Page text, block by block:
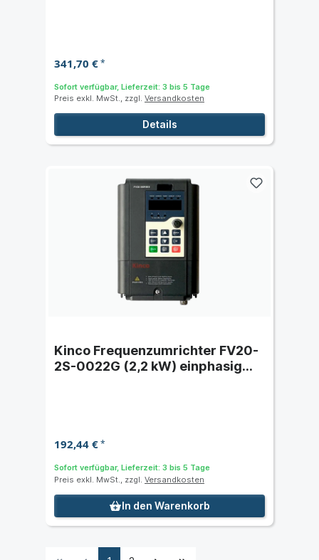
341,70 €*
Sofort verfügbar, Lieferzeit: 3 bis 5 Tage
Preis exkl. MwSt., zzgl. Versandkosten
Details
Kinco Frequenzumrichter FV20-
2S-0022G (2,2 kW) einphasig
192,44 €*
Sofort verfügbar, Lieferzeit: 3 bis 5 Tage
Preis exkl. MwSt., zzgl. Versandkosten
In den Warenkorb